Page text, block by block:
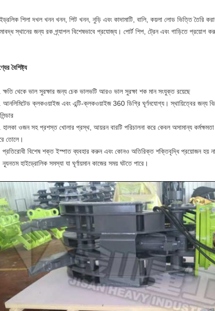
শিলা দখল খনন খনন, পিট খনন, নুড়ি এবং কাদামাটি, বালি, কয়লা লোড ভিত্তি তৈরি
স্থানের জন্য রক গ্র্যাপল বিশেষভাবে প্রযোজ্য। পোর্ট শিপ, ট্রেন এবং গাড়িতে প্রয়োগ
বৈশিষ্ট্য
থেকে ভাল সুরক্ষার জন্য চেক ভালভটি আরও ভাল সুরক্ষা শক মান সংযুক্ত রয়েছে
আনলিমিটেড ক্লকওয়াইজ এবং এন্টি-ক্লকওয়াইজ 360 ডিগ্রি ঘূর্ণনযোগ্য। স্থায়িত্বের জন্য
ওজন সহ প্রশস্ত খোলার প্রস্থ, আয়রন বারটি পরিচালনা করে কেবল অসামান্য কর্মক্ষমতা
তোলে।
প্রতিরোধী বিশেষ শক্ত ইস্পাত ব্যবহার করুন এবং কোনও অতিরিক্ত শক্তিবৃদ্ধি প্রয়োজন হয়
হাইড্রোলিক সমস্যা যা ঘূর্ণায়মান কাজের সময় ঘটতে পারে।